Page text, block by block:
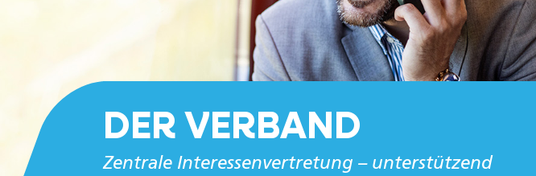
DER VERBAND
Zentrale Interessenvertretung – unterstützend